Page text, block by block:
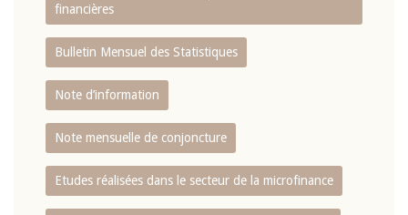
financières
Bulletin Mensuel des Statistiques
Note d’information
Note mensuelle de conjoncture
Etudes réalisées dans le secteur de la microfinance